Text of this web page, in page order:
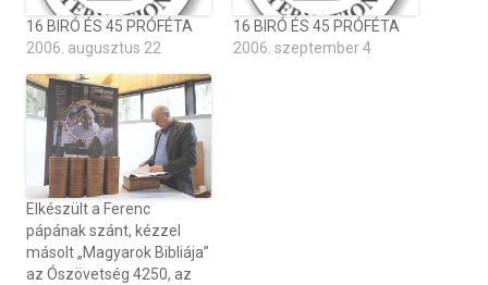
16 BIRÓ ÉS 45 PRÓFÉTA
2006. augusztus 22
16 BIRÓ ÉS 45 PRÓFÉTA
2006. szeptember 4
Elkészült a Ferenc
pápának szánt, kézzel
másolt „Magyarok Bibliája”
az Ószövetség 4250, az